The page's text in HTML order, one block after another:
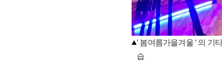
‘ 봄여름가을겨울 ‘ 의 기
습